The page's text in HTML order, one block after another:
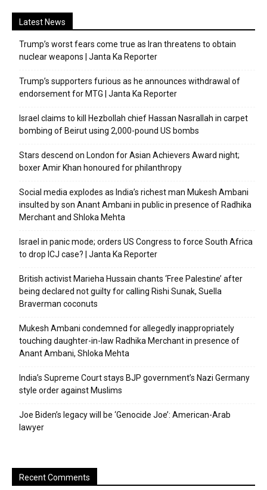
Latest News
Trump’s worst fears come true as Iran threatens to obtain
nuclear weapons | Janta Ka Reporter
Trump’s supporters furious as he announces withdrawal of
endorsement for MTG | Janta Ka Reporter
Israel claims to kill Hezbollah chief Hassan Nasrallah in carpet
bombing of Beirut using 2,000-pound US bombs
Stars descend on London for Asian Achievers Award night;
boxer Amir Khan honoured for philanthropy
Social media explodes as India’s richest man Mukesh Ambani
insulted by son Anant Ambani in public in presence of Radhika
Merchant and Shloka Mehta
Israel in panic mode; orders US Congress to force South Africa
to drop ICJ case? | Janta Ka Reporter
British activist Marieha Hussain chants ‘Free Palestine’ after
being declared not guilty for calling Rishi Sunak, Suella
Braverman coconuts
Mukesh Ambani condemned for allegedly inappropriately
touching daughter-in-law Radhika Merchant in presence of
Anant Ambani, Shloka Mehta
India’s Supreme Court stays BJP government’s Nazi Germany
style order against Muslims
Joe Biden’s legacy will be ‘Genocide Joe’: American-Arab
lawyer
Recent Comments